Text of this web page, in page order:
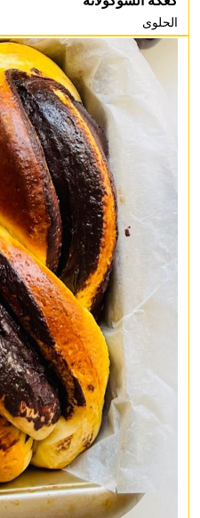
الحلوى